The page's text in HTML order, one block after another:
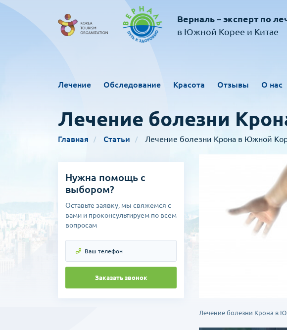
Верналь – эксперт по
в Южной Корее и Китае
Лечение Обследование Красота Отзывы О нас
Лечение болезни
Главная Статьи Лечение болезни Крона в Южной
Нужна помощь с
выбором?
Оставьте заявку, мы свяжемся с
вами и проконсультируем по всем
вопросам
Заказать звонок
Лечение болезни Крона в